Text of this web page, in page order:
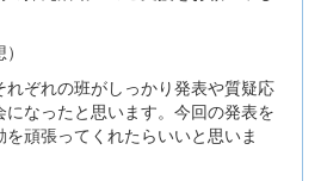
れぞれの班がしっかり発表や質疑応
なったと思います。今回の発表を
頑張ってくれたらいいと思いま